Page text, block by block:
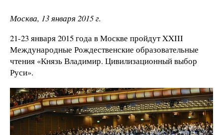
Москва, 13 января 2015 г.
21-23 января 2015 года в Москве пройдут XXIII
Международные Рождественские образовательные
чтения «Князь Владимир. Цивилизационный выбор
Руси».